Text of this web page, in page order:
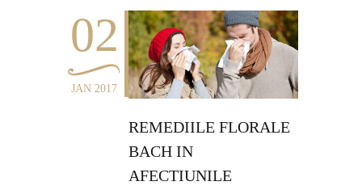
02
JAN 2017
REMEDIILE FLORALE
BACH IN
AFECTIUNILE